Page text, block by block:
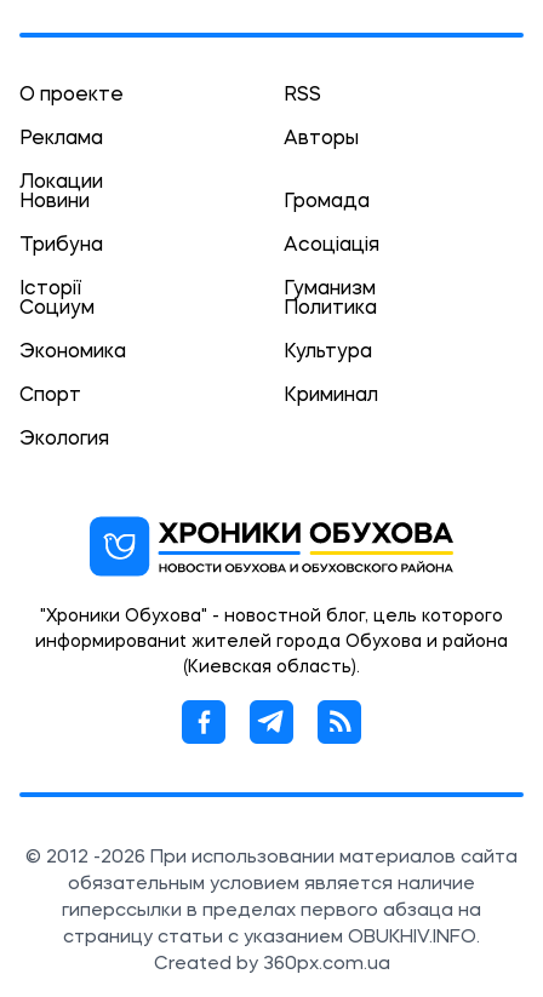
О проекте RSS
Реклама Авторы
Локации
Новини
Громада
Трибуна Асоціація
Історії
Гуманизм
Социум
Политика
Экономика Культура
Спорт Криминал
Экология
"Хроники Обухова" - новостной блог, цель которого
информированиt жителей города Обухова и района
(Киевская область).
© 2012 -2026 При использовании материалов сайта
обязательным условием является наличие
гиперссылки в пределах первого абзаца на
страницу статьи с указанием OBUKHIV.INFO.
Created by 360px.com.ua